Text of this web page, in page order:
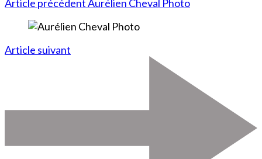
Article précédentAurélien Cheval Photo
Article suivant